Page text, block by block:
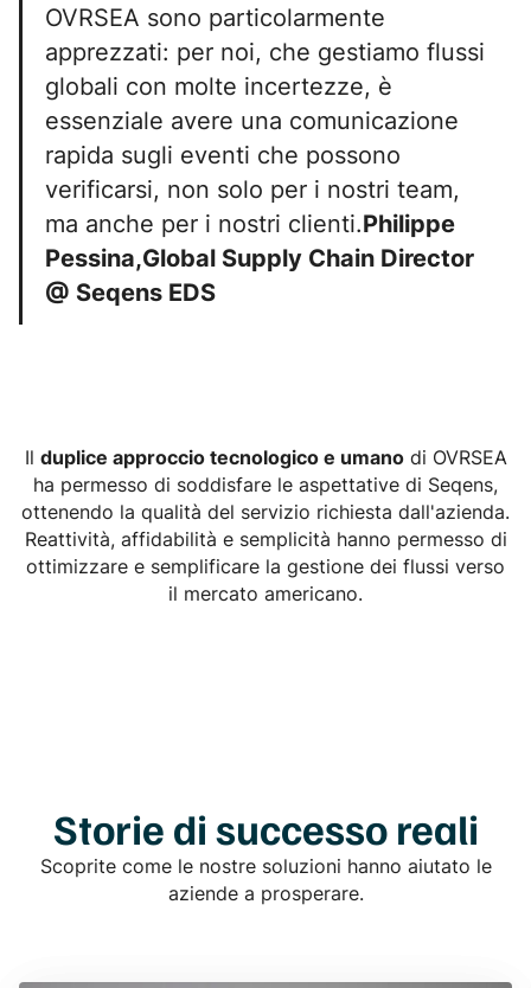
OVRSEA sono particolarmente
apprezzati: per noi, che gestiamo flussi
globali con molte incertezze, è
essenziale avere una comunicazione
rapida sugli eventi che possono
verificarsi, non solo per i nostri team,
ma anche per i nostri clienti.Philippe
Pessina,Global Supply Chain Director
@ Seqens EDS
Il duplice approccio tecnologico e umanodi OVRSEA
ha permesso di soddisfare le aspettative di Seqens,
ottenendo la qualità del servizio richiesta dall'azienda.
Reattività, affidabilità e semplicità hanno permesso di
ottimizzare e semplificare la gestione dei flussi verso
il mercato americano.
Storie di successo reali
Scoprite come le nostre soluzioni hanno aiutato le
aziende a prosperare.